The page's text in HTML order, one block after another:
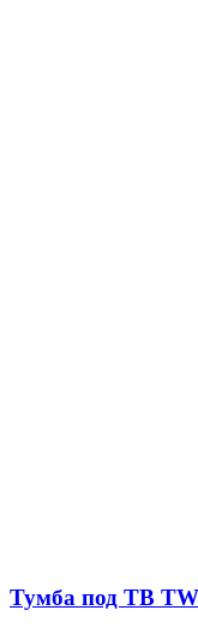
Тумба под ТВ